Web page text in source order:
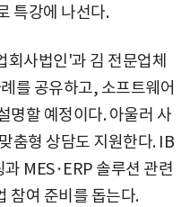
특강에 나선다.
사법인'과 김 전문업체
를 공유하고, 소프트웨어
명할 예정이다. 아울러 사
춤형 상담도 지원한다. IB
MES·ERP 솔루션 관련
참여 준비를 돕는다.